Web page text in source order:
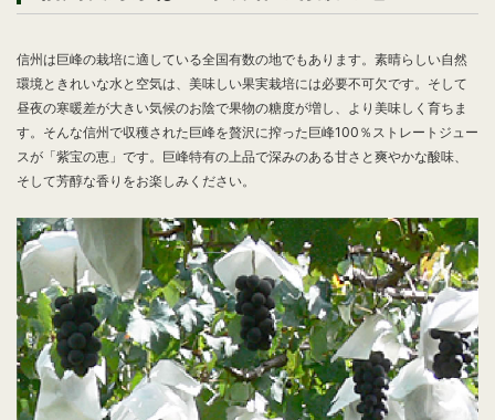
信州は巨峰の栽培に適している全国有数の地でもあります。素晴らしい自然
環境ときれいな水と空気は、美味しい果実栽培には必要不可欠です。そして
昼夜の寒暖差が大きい気候のお陰で果物の糖度が増し、より美味しく育ちま
す。そんな信州で収穫された巨峰を贅沢に搾った巨峰100％ストレートジュー
スが「紫宝の恵」です。巨峰特有の上品で深みのある甘さと爽やかな酸味、
そして芳醇な香りをお楽しみください。